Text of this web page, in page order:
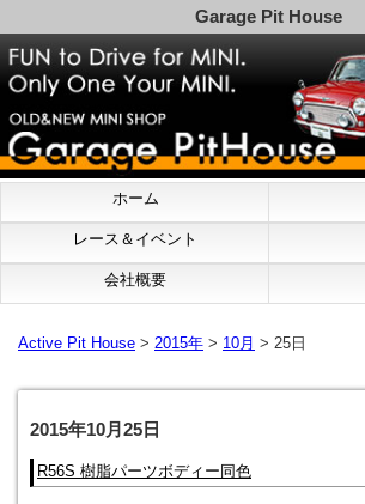
Garage Pit House
ホーム
レース＆イベント
会社概要
Active Pit House > 2015年 > 10月 > 25日
2015年10月25日
R56S 樹脂パーツボディー同色